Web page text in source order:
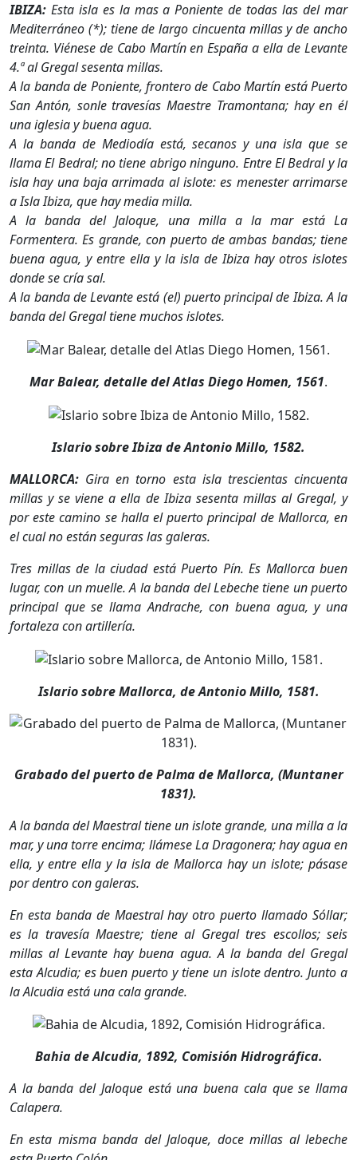
IBIZA: Esta isla es la mas a Poniente de todas las del mar
Mediterráneo (*); tiene de largo cincuenta millas y de ancho
treinta. Viénese de Cabo Martín en España a ella de Levante
4.ª al Gregal sesenta millas.
A la banda de Poniente, frontero de Cabo Martín está Puerto
San Antón, sonle travesías Maestre Tramontana; hay en él
una iglesia y buena agua.
A la banda de Mediodía está, secanos y una isla que se
llama El Bedral; no tiene abrigo ninguno. Entre El Bedral y la
isla hay una baja arrimada al islote: es menester arrimarse
a Isla Ibiza, que hay media milla.
A la banda del Jaloque, una milla a la mar está La
Formentera. Es grande, con puerto de ambas bandas; tiene
buena agua, y entre ella y la isla de Ibiza hay otros islotes
donde se cría sal.
A la banda de Levante está (el) puerto principal de Ibiza. A la
banda del Gregal tiene muchos islotes.
Mar Balear, detalle del Atlas Diego Homen, 1561.
Islario sobre Ibiza de Antonio Millo, 1582.
MALLORCA: Gira en torno esta isla trescientas cincuenta
millas y se viene a ella de Ibiza sesenta millas al Gregal, y
por este camino se halla el puerto principal de Mallorca, en
el cual no están seguras las galeras.
Tres millas de la ciudad está Puerto Pín. Es Mallorca buen
lugar, con un muelle. A la banda del Lebeche tiene un puerto
principal que se llama Andrache, con buena agua, y una
fortaleza con artillería.
Islario sobre Mallorca, de Antonio Millo, 1581.
Grabado del puerto de Palma de Mallorca, (Muntaner
1831).
A la banda del Maestral tiene un islote grande, una milla a la
mar, y una torre encima; llámese La Dragonera; hay agua en
ella, y entre ella y la isla de Mallorca hay un islote; pásase
por dentro con galeras.
En esta banda de Maestral hay otro puerto llamado Sóllar;
es la travesía Maestre; tiene al Gregal tres escollos; seis
millas al Levante hay buena agua. A la banda del Gregal
esta Alcudia; es buen puerto y tiene un islote dentro. Junto a
la Alcudia está una cala grande.
Bahia de Alcudia, 1892, Comisión Hidrográfica.
A la banda del Jaloque está una buena cala que se llama
Calapera.
En esta misma banda del Jaloque, doce millas al lebeche